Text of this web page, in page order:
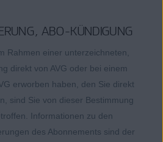
ABO-KÜNDIGUNG
Rahmen einer unterzeichneten,
direkt von AVG oder bei einem
erworben haben, den Sie direkt
sind Sie von dieser Bestimmung
Informationen zu den
des Abonnements sind der